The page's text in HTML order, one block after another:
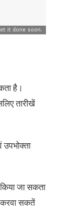
it done soon.
है।
तारीखें
उपभोक्ता
जा सकता
करवा सकतें